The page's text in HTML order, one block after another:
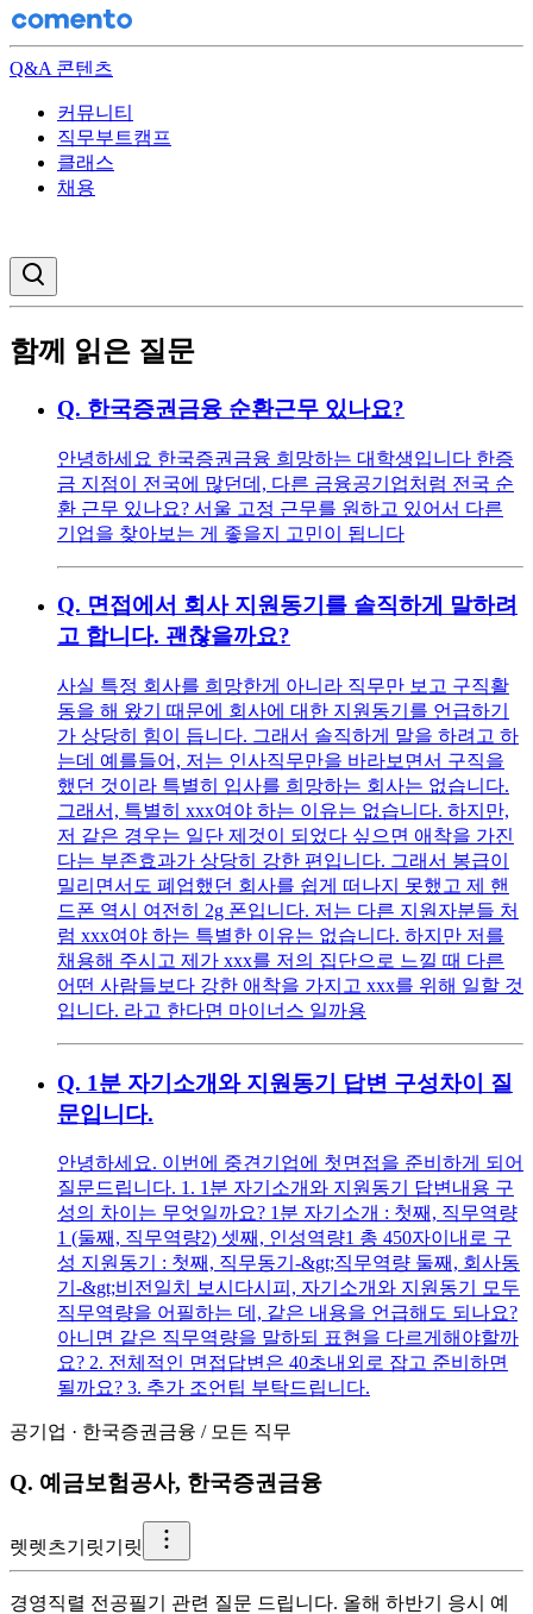
Q&A 콘텐츠
커뮤니티
직무부트캠프
클래스
채용
함께 읽은 질문
Q. 한국증권금융 순환근무 있나요?
안녕하세요 한국증권금융 희망하는 대학생입니다 한증
금 지점이 전국에 많던데, 다른 금융공기업처럼 전국 순
환 근무 있나요? 서울 고정 근무를 원하고 있어서 다른
기업을 찾아보는 게 좋을지 고민이 됩니다
Q. 면접에서 회사 지원동기를 솔직하게 말하려
고 합니다. 괜찮을까요?
사실 특정 회사를 희망한게 아니라 직무만 보고 구직활
동을 해 왔기 때문에 회사에 대한 지원동기를 언급하기
가 상당히 힘이 듭니다. 그래서 솔직하게 말을 하려고 하
는데 예를들어, 저는 인사직무만을 바라보면서 구직을
했던 것이라 특별히 입사를 희망하는 회사는 없습니다.
그래서, 특별히 xxx여야 하는 이유는 없습니다. 하지만,
저 같은 경우는 일단 제것이 되었다 싶으면 애착을 가진
다는 부존효과가 상당히 강한 편입니다. 그래서 봉급이
밀리면서도 폐업했던 회사를 쉽게 떠나지 못했고 제 핸
드폰 역시 여전히 2g 폰입니다. 저는 다른 지원자분들 처
럼 xxx여야 하는 특별한 이유는 없습니다. 하지만 저를
채용해 주시고 제가 xxx를 저의 집단으로 느낄 때 다른
어떤 사람들보다 강한 애착을 가지고 xxx를 위해 일할 것
입니다. 라고 한다면 마이너스 일까용
Q. 1분 자기소개와 지원동기 답변 구성차이 질
문입니다.
안녕하세요. 이번에 중견기업에 첫면접을 준비하게 되어
질문드립니다. 1. 1분 자기소개와 지원동기 답변내용 구
성의 차이는 무엇일까요? 1분 자기소개 : 첫째, 직무역량
1 (둘째, 직무역량2) 셋째, 인성역량1 총 450자이내로 구
성 지원동기 : 첫째, 직무동기-&gt;직무역량 둘째, 회사동
기-&gt;비전일치 보시다시피, 자기소개와 지원동기 모두
직무역량을 어필하는 데, 같은 내용을 언급해도 되나요?
아니면 같은 직무역량을 말하되 표현을 다르게해야할까
요? 2. 전체적인 면접답변은 40초내외로 잡고 준비하면
될까요? 3. 추가 조언팁 부탁드립니다.
공기업 · 한국증권금융 / 모든 직무
Q. 예금보험공사, 한국증권금융
렛렛츠기릿기릿
경영직렬 전공필기 관련 질문 드립니다. 올해 하반기 응시 예